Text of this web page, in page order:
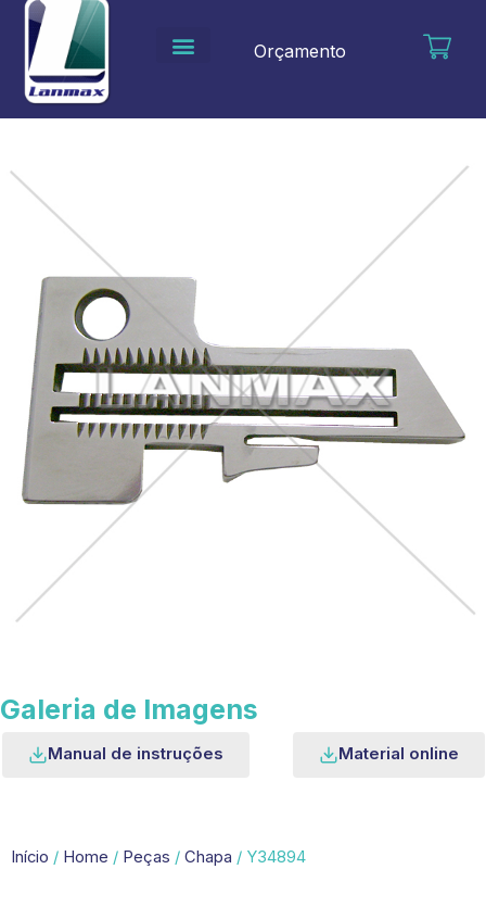
para
conteúdo
Orçamento
Galeria de Imagens
Manual de instruções Material online
Início / Home / Peças / Chapa / Y34894